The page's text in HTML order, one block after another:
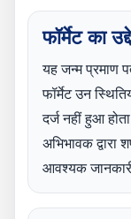
फॉर्मेट का
यह जन्म प्रमाण
फॉर्मेट उन
दर्ज नहीं हुआ
अभिभावक
आवश्यक